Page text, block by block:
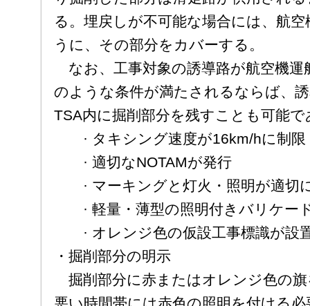
る。埋戻しが不可能な場合には、航
うに、その部分をカバーする。
なお、工事対象の誘導路が航空機運
のような条件が満たされるならば、
TSA内に掘削部分を残すことも可能で
· タキシング速度が16km/hに制限
· 適切なNOTAMが発行
· マーキングと灯火・照明が適切
· 軽量・薄型の照明付きバリケー
· オレンジ色の仮設工事標識が設
・掘削部分の明示
掘削部分に赤またはオレンジ色の